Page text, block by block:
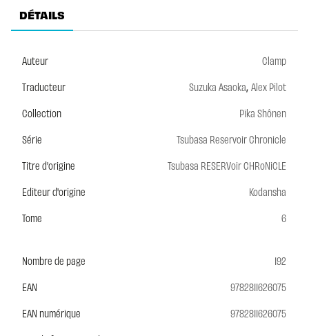
DÉTAILS
Auteur
Clamp
Traducteur
Suzuka Asaoka, Alex Pilot
Collection
Pika Shônen
Série
Tsubasa Reservoir Chronicle
Titre d'origine
Tsubasa RESERVoir CHRoNiCLE
Editeur d'origine
Kodansha
Tome
6
Nombre de page
192
EAN
9782811626075
EAN numérique
9782811626075